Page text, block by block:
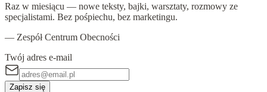
Raz w miesiącu — nowe teksty, bajki, warsztaty, rozmowy ze
specjalistami. Bez pośpiechu, bez marketingu.
— Zespół Centrum Obecności
Twój adres e-mail
Zapisz się